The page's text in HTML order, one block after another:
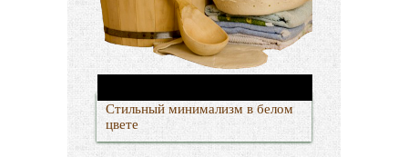
Стильный минимализм в белом
цвете